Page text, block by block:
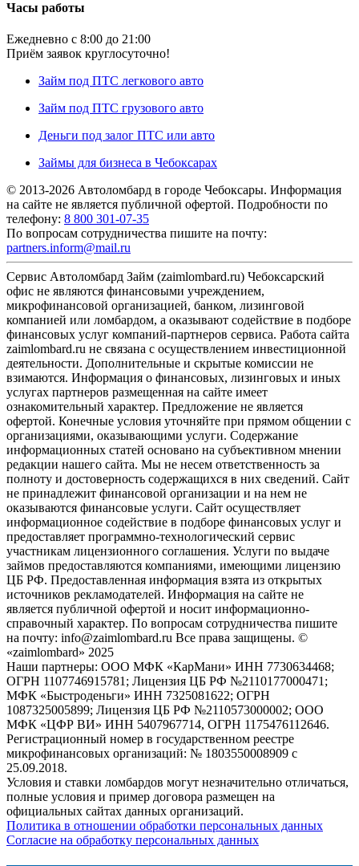
Часы работы
Ежедневно с 8:00 до 21:00
Приём заявок круглосуточно!
Займ под ПТС легкового авто
Займ под ПТС грузового авто
Деньги под залог ПТС или авто
Займы для бизнеса в Чебоксарах
© 2013-2026 Автоломбард в городе Чебоксары. Информация
на сайте не является публичной офертой. Подробности по
телефону: 8 800 301-07-35
По вопросам сотрудничества пишите на почту:
partners.inform@mail.ru
Сервис Автоломбард Займ (zaimlombard.ru) Чебоксарский
офис не являются финансовыми учреждением,
микрофинансовой организацией, банком, лизинговой
компанией или ломбардом, а оказывают содействие в подборе
финансовых услуг компаний-партнеров сервиса. Работа сайта
zaimlombard.ru не связана с осуществлением инвестиционной
деятельности. Дополнительные и скрытые комиссии не
взимаются. Информация о финансовых, лизинговых и иных
услугах партнеров размещенная на сайте имеет
ознакомительный характер. Предложение не является
офертой. Конечные условия уточняйте при прямом общении с
организациями, оказывающими услуги. Содержание
информационных статей основано на субъективном мнении
редакции нашего сайта. Мы не несем ответственность за
полноту и достоверность содержащихся в них сведений. Сайт
не принадлежит финансовой организации и на нем не
оказываются финансовые услуги. Сайт осуществляет
информационное содействие в подборе финансовых услуг и
предоставляет программно-технологический сервис
участникам лицензионного соглашения. Услуги по выдаче
займов предоставляются компаниями, имеющими лицензию
ЦБ РФ. Предоставленная информация взята из открытых
источников рекламодателей. Информация на сайте не
является публичной офертой и носит информационно-
справочный характер. По вопросам сотрудничества пишите
на почту: info@zaimlombard.ru Все права защищены. ©
«zaimlombard» 2025
Наши партнеры: ООО МФК «КарМани» ИНН 7730634468;
ОГРН 1107746915781; Лицензия ЦБ РФ №2110177000471;
МФК «Быстроденьги» ИНН 7325081622; ОГРН
1087325005899; Лицензия ЦБ РФ №2110573000002; ООО
МФК «ЦФР ВИ» ИНН 5407967714, ОГРН 1175476112646.
Регистрационный номер в государственном реестре
микрофинансовых организаций: № 1803550008909 с
25.09.2018.
Условия и ставки ломбардов могут незначительно отличаться,
полные условия и пример договора размещен на
официальных сайтах данных организаций.
Политика в отношении обработки персональных данных
Согласие на обработку персональных данных